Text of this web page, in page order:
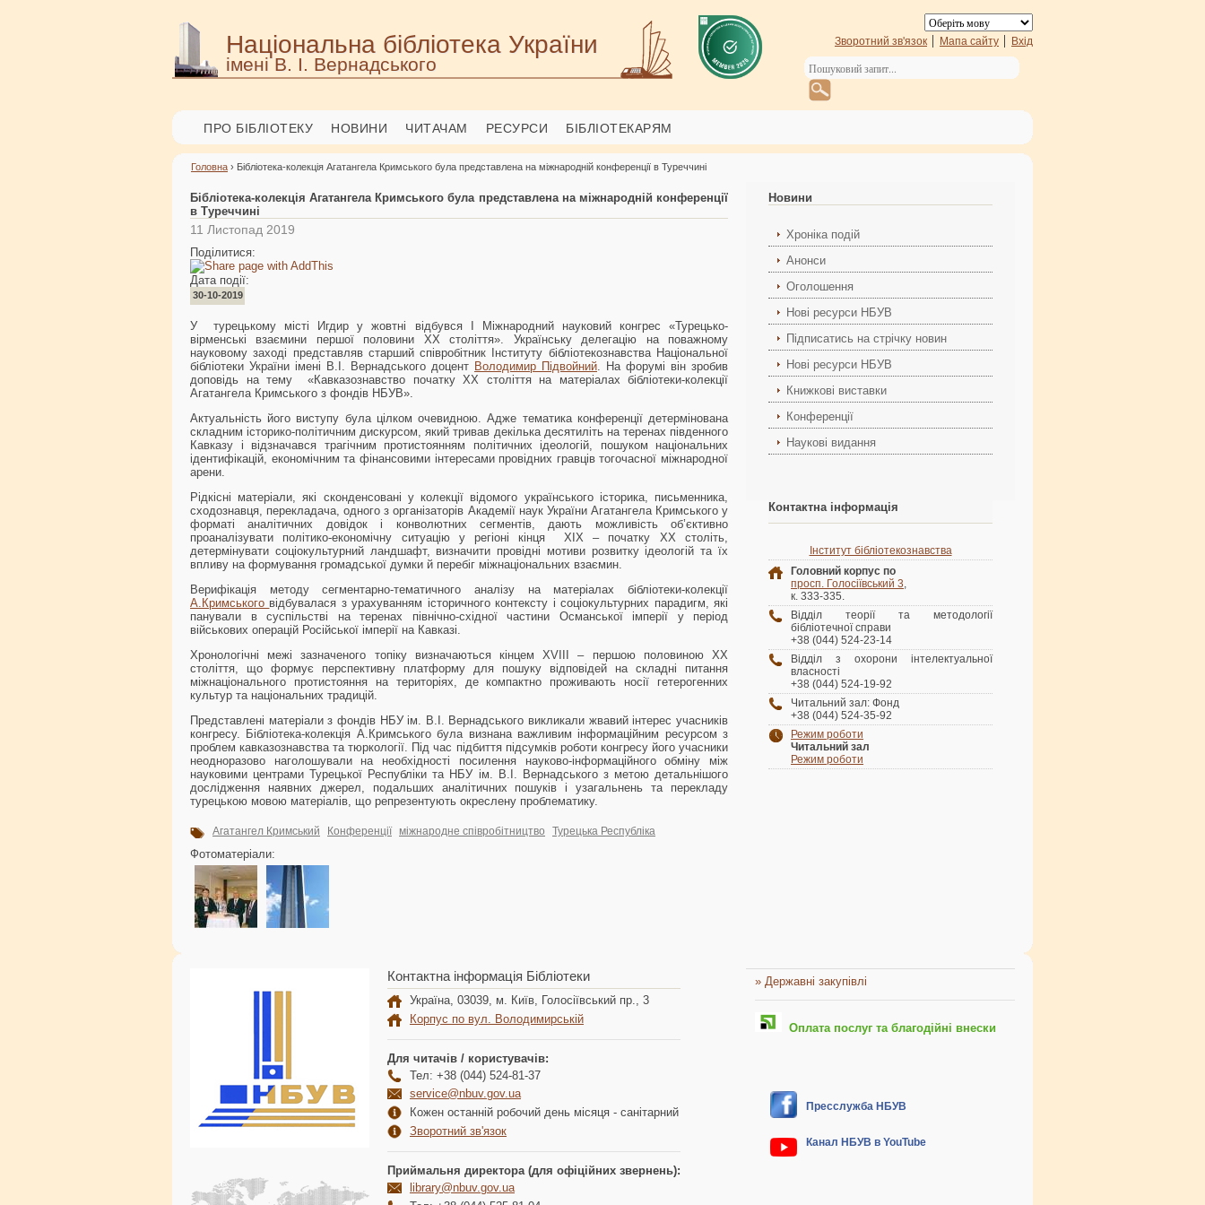
Національна бібліотека України
імені В. І. Вернадського
Зворотний зв'язок Мапа сайту Вхід
ПРО БІБЛІОТЕКУ НОВИНИ ЧИТАЧАМ РЕСУРСИ БІБЛІОТЕКАРЯМ
Головна › Бібліотека-колекція Агатангела Кримського була представлена на міжнародній конференції в Туреччині
Бібліотека-колекція Агатангела Кримського була представлена на міжнародній конференції
в Туреччині
11 Листопад 2019
Поділитися:
Дата події:
30-10-2019
У турецькому місті Игдир у жовтні відбувся І Міжнародний науковий конгрес «Турецько-
вірменські взаємини першої половини ХХ століття». Українську делегацію на поважному
науковому заході представляв старший співробітник Інституту бібліотекознавства Національної
бібліотеки України імені В.І. Вернадського доцент Володимир Підвойний . На форумі він зробив
доповідь на тему «Кавказознавство початку ХХ століття на матеріалах бібліотеки-колекції
Агатангела Кримського з фондів НБУВ».
Актуальність його виступу була цілком очевидною. Адже тематика конференції детермінована
складним історико-політичним дискурсом, який тривав декілька десятиліть на теренах південного
Кавказу і відзначався трагічним протистоянням політичних ідеологій, пошуком національних
ідентифікацій, економічним та фінансовими інтересами провідних гравців тогочасної міжнародної
арени.
Рідкісні матеріали, які сконденсовані у колекції відомого українського історика, письменника,
сходознавця, перекладача, одного з організаторів Академії наук України Агатангела Кримського у
форматі аналітичних довідок і конволютних сегментів, дають можливість об’єктивно
проаналізувати політико-економічну ситуацію у регіоні кінця ХІХ – початку ХХ століть,
детермінувати соціокультурний ландшафт, визначити провідні мотиви розвитку ідеологій та їх
впливу на формування громадської думки й перебіг міжнаціональних взаємин.
Верифікація методу сегментарно-тематичного аналізу на матеріалах бібліотеки-колекції
А.Кримського відбувалася з урахуванням історичного контексту і соціокультурних парадигм, які
панували в суспільстві на теренах північно-східної частини Османської імперії у період
військових операцій Російської імперії на Кавказі.
Хронологічні межі зазначеного топіку визначаються кінцем ХVІІІ – першою половиною ХХ
століття, що формує перспективну платформу для пошуку відповідей на складні питання
міжнаціонального протистояння на територіях, де компактно проживають носії гетерогенних
культур та національних традицій.
Представлені матеріали з фондів НБУ ім. В.І. Вернадського викликали жвавий інтерес учасників
конгресу. Бібліотека-колекція А.Кримського була визнана важливим інформаційним ресурсом з
проблем кавказознавства та тюркології. Під час підбиття підсумків роботи конгресу його учасники
неодноразово наголошували на необхідності посилення науково-інформаційного обміну між
науковими центрами Турецької Республіки та НБУ ім. В.І. Вернадського з метою детальнішого
дослідження наявних джерел, подальших аналітичних пошуків і узагальнень та перекладу
турецькою мовою матеріалів, що репрезентують окреслену проблематику.
Агатангел Кримський Конференції міжнародне співробітництво Турецька Республіка
Фотоматеріали:
Новини
Хроніка подій
Анонси
Оголошення
Нові ресурси НБУВ
Підписатись на стрічку новин
Нові ресурси НБУВ
Книжкові виставки
Конференції
Наукові видання
Контактна інформація
Інститут бібліотекознавства
Головний корпус по
просп. Голосіївський 3,
к. 333-335.
Відділ теорії та методології
бібліотечної справи
+38 (044) 524-23-14
Відділ з охорони інтелектуальної
власності
+38 (044) 524-19-92
Читальний зал: Фонд
+38 (044) 524-35-92
Режим роботи
Читальний зал
Режим роботи
Контактна інформація Бібліотеки
Україна, 03039, м. Київ, Голосіївський пр., 3
Корпус по вул. Володимирській
Для читачів / користувачів:
Тел: +38 (044) 524-81-37
service@nbuv.gov.ua
Кожен останній робочий день місяця - санітарний
Зворотний зв'язок
Приймальня директора (для офіційних звернень):
library@nbuv.gov.ua
» Державні закупівлі
Оплата послуг та благодійні внески
Пресслужба НБУВ
Канал НБУВ в YouTube